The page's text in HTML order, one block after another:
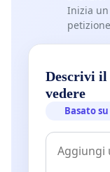
Inizia un
Descrivi il
vedere
Basato